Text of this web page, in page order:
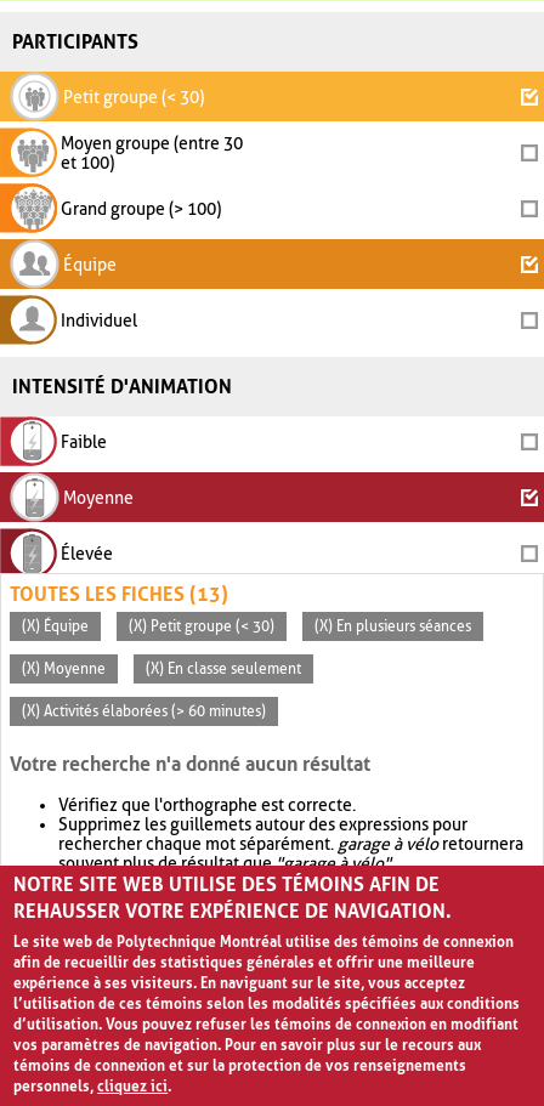
PARTICIPANTS
Petit groupe (< 30)
Moyen groupe (entre 30
et 100)
Grand groupe (> 100)
Équipe
Individuel
INTENSITÉ D'ANIMATION
Faible
Moyenne
Élevée
TOUTES LES FICHES (13)
(X) Équipe (X) Petit groupe (< 30) (X) En plusieurs séances
(X) Moyenne (X) En classe seulement
(X) Activités élaborées (> 60 minutes)
Votre recherche n'a donné aucun résultat
Vérifiez que l'orthographe est correcte.
Supprimez les guillemets autour des expressions pour
rechercher chaque mot séparément. garage à véloretournera
souvent plus de résultat que"garage à vélo".
Envisagez d'élargir votre recherche avec OR.garage OR vélo
retournera souvent plus de résultat quegarage à vélo
NOTRE SITE WEB UTILISE DES TÉMOINS AFIN DE
REHAUSSER VOTRE EXPÉRIENCE DE NAVIGATION.
Le site web de Polytechnique Montréal utilise des témoins de connexion
afin de recueillir des statistiques générales et offrir une meilleure
expérience à ses visiteurs. En naviguant sur le site, vous acceptez
l’utilisation de ces témoins selon les modalités spécifiées aux conditions
d’utilisation. Vous pouvez refuser les témoins de connexion en modifiant
vos paramètres de navigation. Pour en savoir plus sur le recours aux
témoins de connexion et sur la protection de vos renseignements
personnels,cliquez ici.